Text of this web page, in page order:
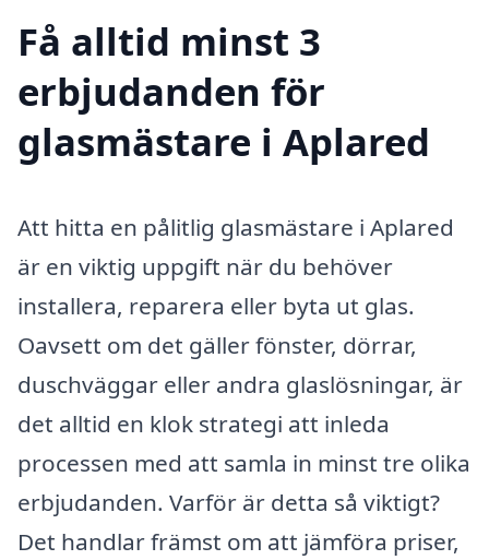
Få alltid minst 3
erbjudanden för
glasmästare i Aplared
Att hitta en pålitlig glasmästare i Aplared
är en viktig uppgift när du behöver
installera, reparera eller byta ut glas.
Oavsett om det gäller fönster, dörrar,
duschväggar eller andra glaslösningar, är
det alltid en klok strategi att inleda
processen med att samla in minst tre olika
erbjudanden. Varför är detta så viktigt?
Det handlar främst om att jämföra priser,